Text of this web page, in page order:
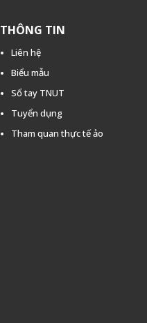
THÔNG TIN
Liên hệ
Biểu mẫu
Sổ tay TNUT
Tuyển dụng
Tham quan thực tế ảo